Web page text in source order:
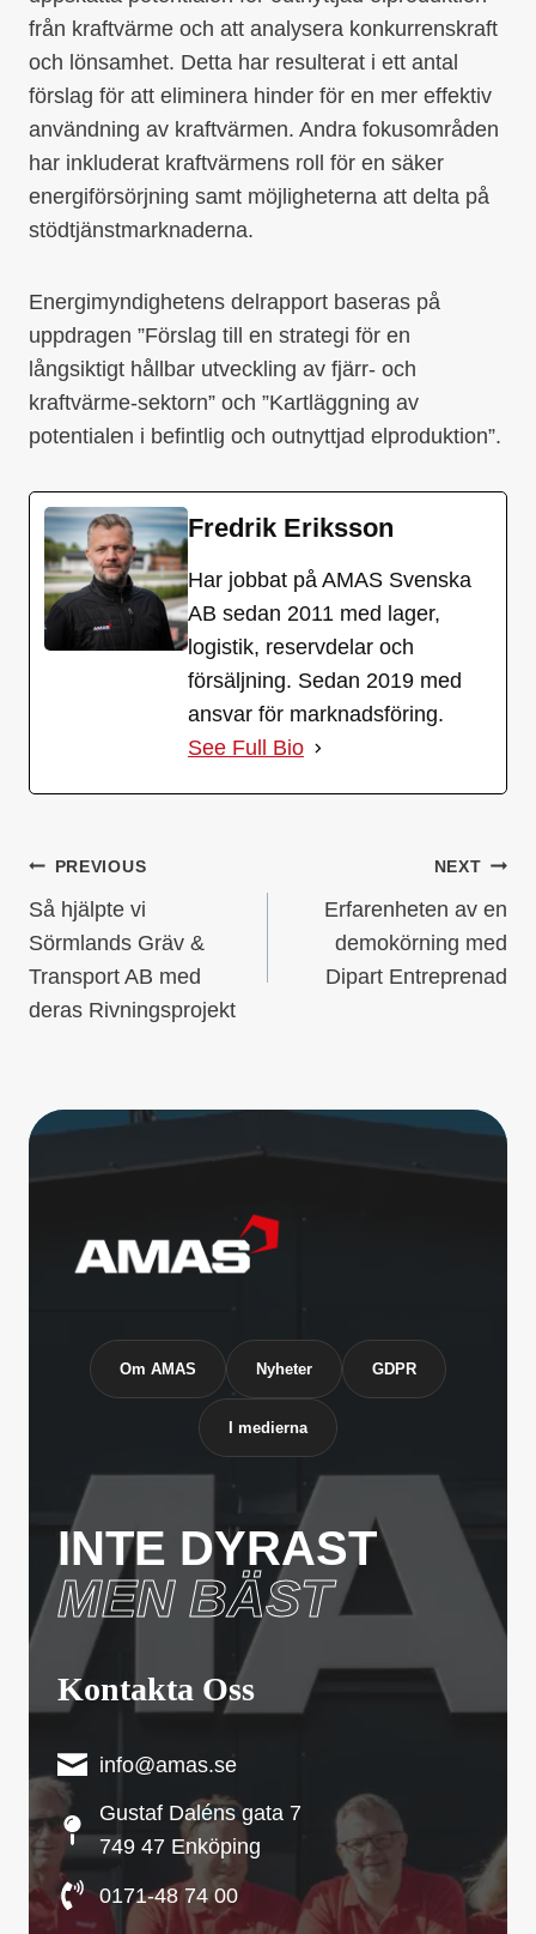
från kraftvärme och att analysera konkurrenskraft
och lönsamhet. Detta har resulterat i ett antal
förslag för att eliminera hinder för en mer effektiv
användning av kraftvärmen. Andra fokusområden
har inkluderat kraftvärmens roll för en säker
energiförsörjning samt möjligheterna att delta på
stödtjänstmarknaderna.
Energimyndighetens delrapport baseras på
uppdragen ”Förslag till en strategi för en
långsiktigt hållbar utveckling av fjärr- och
kraftvärme-sektorn” och ”Kartläggning av
potentialen i befintlig och outnyttjad elproduktion”.
Fredrik Eriksson
Har jobbat på AMAS Svenska
AB sedan 2011 med lager,
logistik, reservdelar och
försäljning. Sedan 2019 med
ansvar för marknadsföring.
See Full Bio
PREVIOUS
Så hjälpte vi
Sörmlands Gräv &
Transport AB med
deras Rivningsprojekt
NEXT
Erfarenheten av en
demokörning med
Dipart Entreprenad
Om AMAS Nyheter GDPR
I medierna
INTE DYRAST
MEN BÄST
Kontakta Oss
info@amas.se
Gustaf Daléns gata 7
749 47 Enköping
0171-48 74 00